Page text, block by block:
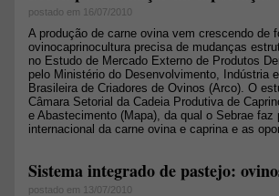
postado em 16/07/2010
A produção de carne ovina vem crescendo de
ovinocaprinocultura precisa de mudanças
no Estudo de Mercado Externo de Produtos
pelo Ministério do Desenvolvimento, Indústria
Brasileira de Criadores de Ovinos (Arco). O
Câmara Setorial da Cadeia Produtiva de
e Abastecimento (Mapa), da qual o Sebrae
internacional da carne ovina e caprina e as
Sistema integrado de pastejo:
postado em 13/07/2010